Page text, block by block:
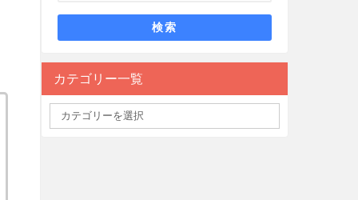
検索
カテゴリー一覧